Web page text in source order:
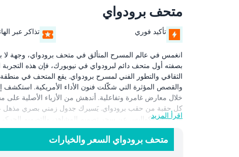
متحف برودواي
تأكيد فوري تذاكر عبر
انغمس في عالم المسرح المتألق في متحف برودواي، وجهة لا
بصفته أول متحف دائم لبرودواي في نيويورك، فإن هذه التجربة
الثقافي والتطور الفني لمسرح برودواي. يقع المتحف في
والقصص المؤثرة التي شكّلت فنون الأداء الأمريكية. استكشف
خلال معارض غامرة وتفاعلية. أندهش من الأزياء الأصلية على
كل حقبة من حقب برودواي. يَسيرك جدول زمني بصري مذهل
من وراء الكواليس عن سحر تصميم المشاهد، والتصميم
الطويل، أو طالبًا، أو زائرًا للمرة الأولى يبحث عن أشياء لا
من الترفيه والتعليم والابتكار. تتيح التركيبات التفاعلية
ومناسبة للصور. مثالي للسياح والعائلات وكل من يفتنهم
اقرأ المزيد
متحف برودواي السعر والخيارات